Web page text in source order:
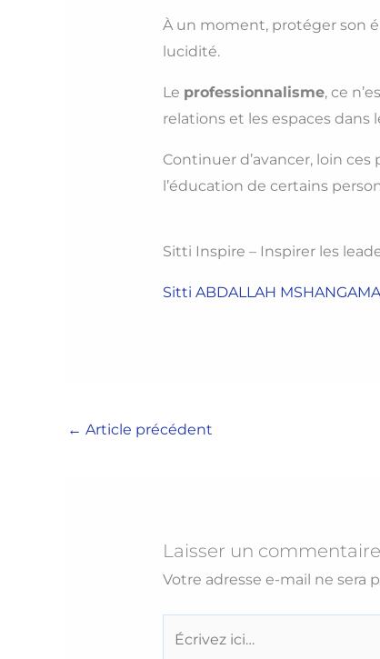
À un moment, protéger son
lucidité.
Le professionnalisme, ce
relations et les espaces dans
Continuer d’avancer, loin
l’éducation de certains
Sitti Inspire – Inspirer les
Sitti ABDALLAH
← Article précédent
Laisser un commentaire
Votre adresse e-mail ne sera